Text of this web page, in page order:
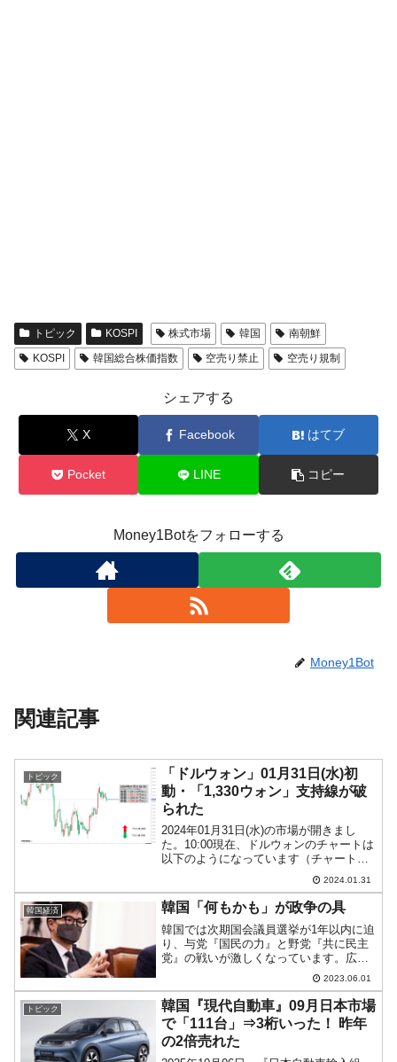
トピック KOSPI 株式市場 韓国
南朝鮮
KOSPI
韓国総合株価指数 空売り禁止 空売り規制
シェアする
X Facebook はてブ
Pocket LINE コピー
Money1Botをフォローする
Money1Bot
関連記事
トピック
「ドルウォン」01月31日(水)初
動・「1,330ウォン」支持線が破
られた
2024年01月31日(水)の市場が開きまし
た。10:00現在、ドルウォンのチャートは
以下のようになっています（チャートは
『Investing.com』より引用）。前日は陰
線で戻せませんでした。日足レベルでは
支持線が破られたと見るべきでしょ...
2024.01.31
韓国経済 韓国「何もかも」が政争の具
韓国では次期国会議員選挙が1年以内に迫
り、与党『国民の力』と野党『共に民主
党』の戦いが激しくなっています。広島
G7サミットに招待されたことを「G8も間
近」と（大統領室と一緒になって）メデ
ィアが盛り上げたのが効いたのか、尹錫
悦（ユン・ソギョル...
2023.06.01
トピック
韓国『現代自動車』09月日本市場
で「111台」⇒3桁いった！ 昨年
の2倍売れた